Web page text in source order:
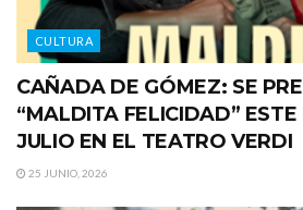
CULTURA
CAÑADA DE GÓMEZ: SE
“MALDITA FELICIDAD”
JULIO EN EL TEATRO VERDI
25 JUNIO, 2026